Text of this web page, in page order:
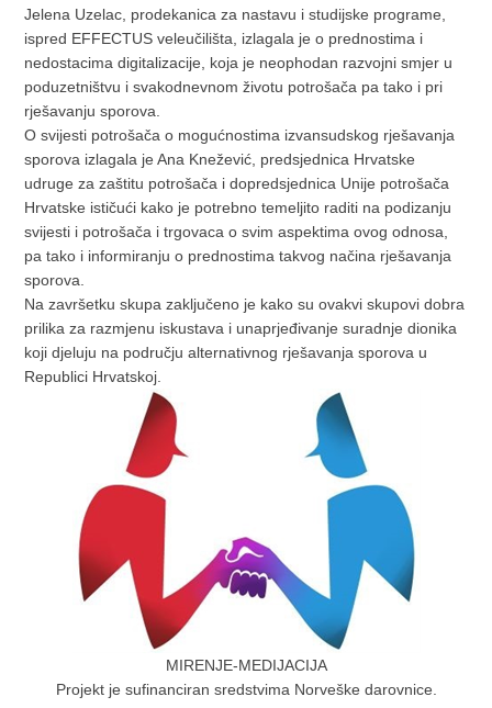
Jelena Uzelac, prodekanica za nastavu i studijske programe,
ispred EFFECTUS veleučilišta, izlagala je o prednostima i
nedostacima digitalizacije, koja je neophodan razvojni smjer u
poduzetništvu i svakodnevnom životu potrošača pa tako i pri
rješavanju sporova.
O svijesti potrošača o mogućnostima izvansudskog rješavanja
sporova izlagala je Ana Knežević, predsjednica Hrvatske
udruge za zaštitu potrošača i dopredsjednica Unije potrošača
Hrvatske ističući kako je potrebno temeljito raditi na podizanju
svijesti i potrošača i trgovaca o svim aspektima ovog odnosa,
pa tako i informiranju o prednostima takvog načina rješavanja
sporova.
Na završetku skupa zaključeno je kako su ovakvi skupovi dobra
prilika za razmjenu iskustava i unaprjeđivanje suradnje dionika
koji djeluju na području alternativnog rješavanja sporova u
Republici Hrvatskoj.
MIRENJE-MEDIJACIJA
Projekt je sufinanciran sredstvima Norveške darovnice.